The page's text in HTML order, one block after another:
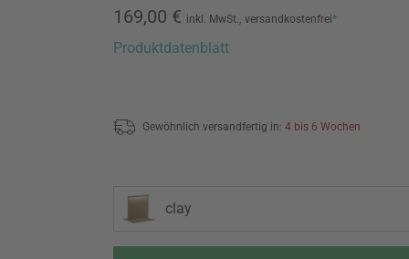
169,00 € inkl. MwSt., versandkostenfrei*
Produktdatenblatt
Gewöhnlich versandfertig in: 4 bis 6 Wochen
clay